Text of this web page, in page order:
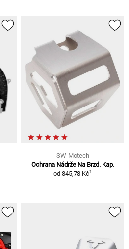
SW-Motech
Ochrana Nádrže Na Brzd. Kap.
od 845,78 Kč1